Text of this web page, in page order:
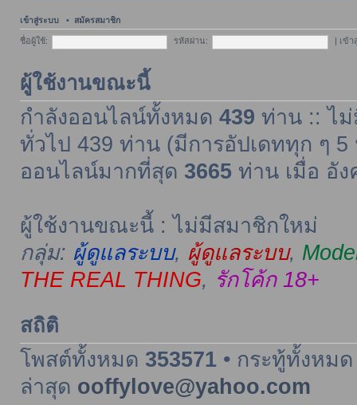
เข้าสู่ระบบ • สมัครสมาชิก
ชื่อผู้ใช้: รหัสผ่าน: เข้
ผู้ใช้งานขณะนี้
กำลังออนไลน์ทั้งหมด 439 ท่าน :: ไ
ทั่วไป 439 ท่าน (มีการอัปเดททุก ๆ 5
ออนไลน์มากที่สุด 3665ท่าน เมื่อ อัง
ผู้ใช้งานขณะนี้ : ไม่มีสมาชิกใหม่
กลุ่ม: ผู้ดูแลระบบ, ผู้ดูแลระบบ,
THE REAL THING, รักโค้ก 18+
สถิติ
โพสต์ทั้งหมด 353571• กระทู้ทั้งหม
ล่าสุด ooffylove@yahoo.com